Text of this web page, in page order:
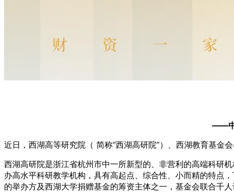
——中
近日，西湖高等研究院（ 简称“西湖高研院”）、西湖教育基金
西湖高研院是浙江省杭州市中一所新型的、非营利的高端科研
办高水平科研教学机构，具有高起点、综合性、小而精的特点
的举办方及西湖大学捐赠基金的筹资主体之一，基金会联合千